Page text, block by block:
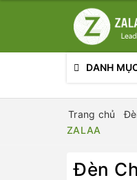
DANH
Trang chủ
ZALAA
Đèn